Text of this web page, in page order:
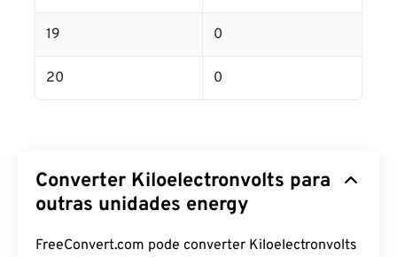
19 0
20 0
Converter Kiloelectronvolts para
outras unidades energy
FreeConvert.com pode converter Kiloelectronvolts